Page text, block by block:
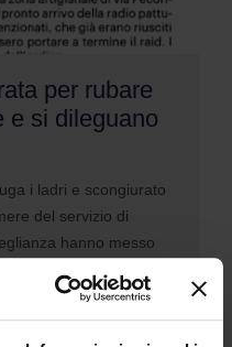
per rubare
e si dileguano
i ladri e scongiurato
del servizio di
hanno messo